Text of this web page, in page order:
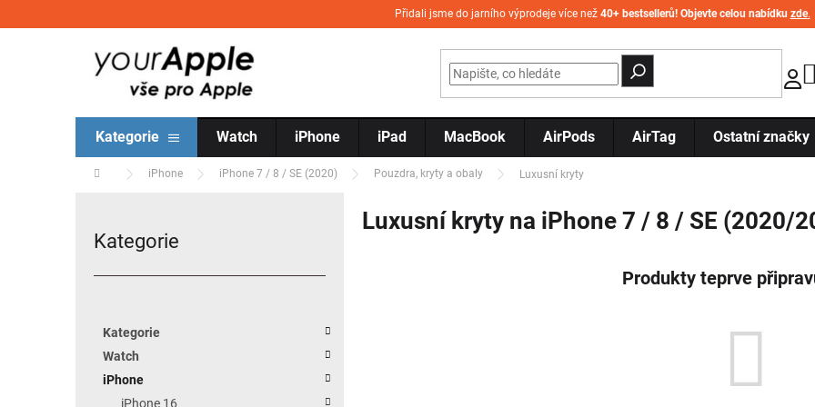
Přidali jsme do jarního výprodeje více než 40+ bestsellerů! Objevte celou nabídku zde.
Kategorie Watch iPhone iPad MacBook AirPods AirTag Ostatní značky
Domů iPhone iPhone 7 / 8 / SE (2020) Pouzdra, kryty a obaly Luxusní kryty
Přeskočit kategorie
Kategorie
Kategorie
Watch
iPhone
iPhone 16
Luxusní kryty na iPhone 7 / 8 / SE (2020/
Produkty teprve